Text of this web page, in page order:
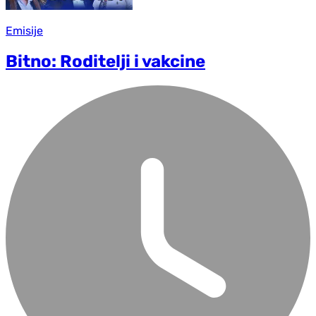
Emisije
Bitno: Roditelji i vakcine